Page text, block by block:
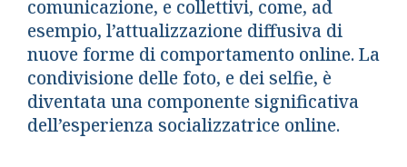
comunicazione, e collettivi, come, ad
esempio, l’attualizzazione diffusiva di
nuove forme di comportamento online. La
condivisione delle foto, e dei selfie, è
diventata una componente significativa
dell’esperienza socializzatrice online.